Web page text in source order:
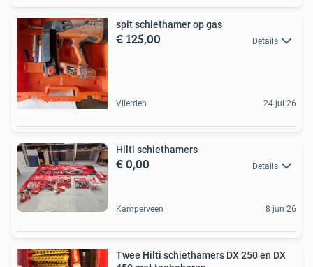
spit schiethamer op gas
€ 125,00 Details
Vlierden 24 jul 26
Hilti schiethamers
€ 0,00 Details
Kamperveen 8 jun 26
Twee Hilti schiethamers DX 250 en DX